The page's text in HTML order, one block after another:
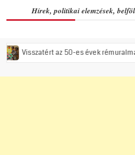
Hírek, politikai elemzések,
az 50-es évek rémuralma: